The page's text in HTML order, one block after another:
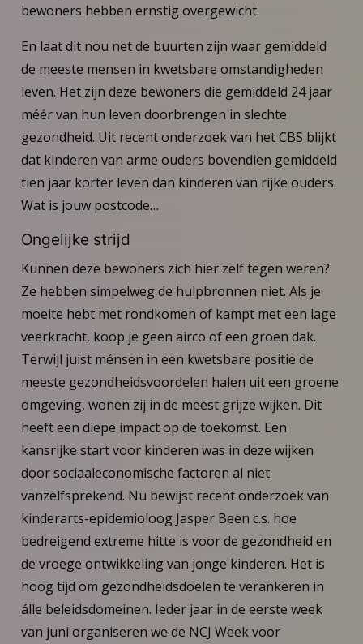
bewoners hebben ernstig overgewicht.
En laat dit nou net de buurten zijn waar gemiddeld
de meeste mensen in kwetsbare omstandigheden
leven. Het zijn deze bewoners die gemiddeld 24 jaar
méér van hun leven doorbrengen in slechte
gezondheid. Uit recent onderzoek van het CBS blijkt
dat kinderen van arme ouders bovendien gemiddeld
tien jaar korter leven dan kinderen van rijke ouders.
Wat is jouw postcode…
Ongelijke strijd
Kunnen deze bewoners zich hier zelf tegen weren?
Ze hebben simpelweg de hulpbronnen niet. Als je
moeite hebt met rondkomen of kampt met een lage
veerkracht, koop je geen airco of een groen dak.
Terwijl juist ménsen in een kwetsbare positie de
meeste gezondheidsvoordelen halen uit een groene
omgeving, wonen zij in de meest grijze wijken. Dit
heeft een diepe impact op de toekomst. Een
kansrijke start voor kinderen was in deze wijken
door sociaaleconomische factoren al niet
vanzelfsprekend. Nu bewijst recent onderzoek van
kinderarts-epidemioloog Jasper Been c.s. hoe
bedreigend extreme hitte is voor de gezondheid en
de vroege ontwikkeling van jonge kinderen. Het is
hoog tijd om gezondheidsdoelen te verankeren in
álle beleidsdomeinen. Ieder jaar in de eerste week
van juni organiseren we de NCJ Week voor